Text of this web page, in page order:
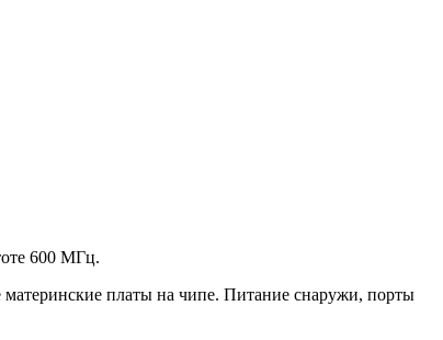
600 МГц.
материнские платы на чипе. Питание снаружи, порты